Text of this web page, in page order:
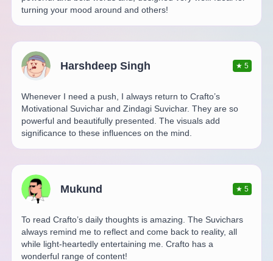
turning your mood around and others!
Harshdeep Singh ★5
Whenever I need a push, I always return to Crafto’s
Motivational Suvichar and Zindagi Suvichar. They are so
powerful and beautifully presented. The visuals add
significance to these influences on the mind.
Mukund ★5
To read Crafto’s daily thoughts is amazing. The Suvichars
always remind me to reflect and come back to reality, all
while light-heartedly entertaining me. Crafto has a
wonderful range of content!